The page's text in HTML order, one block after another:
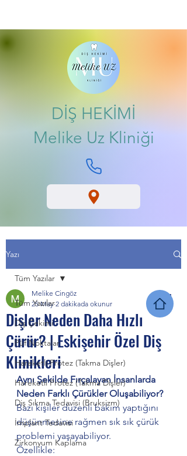
DİŞ HEKİMİ
Melike Uz Kliniği
Yazı
Tüm Yazılar
Diş Çekimi
Püf Noktalar
Hareketli Protez (Takma Dişler)
Hareketli Protez (Takma Dişler)
Diş Sıkma Tedavisi (Bruksizm)
İmplant Tedavisi
Zirkonyum Kaplama
Tüm Yazılar
Dişler Neden Daha Hızlı
Çürür? | Eskişehir Özel Diş
Klinikleri
Melike Cingöz
25 May 2 dakikada okunur
Aynı Şekilde Fırçalayan İnsanlarda
Neden Farklı Çürükler Oluşabiliyor?
Bazı kişiler düzenli bakım yaptığını
düşünmesine rağmen sık sık çürük
problemi yaşayabiliyor.
Özellikle: